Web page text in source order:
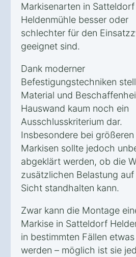
Markisenarten in Satteldorf
Heldenmühle besser oder
schlechter für den
geeignet sind.
Dank moderner
Befestigungstechniken
Material und
Hauswand kaum noch ein
Ausschlusskriterium dar.
Insbesondere bei größeren
Markisen sollte jedoch
abgeklärt werden, ob die
zusätzlichen Belastung auf
Sicht standhalten kann.
Zwar kann die Montage
Markise in Satteldorf
in bestimmten Fällen
werden – möglich ist sie